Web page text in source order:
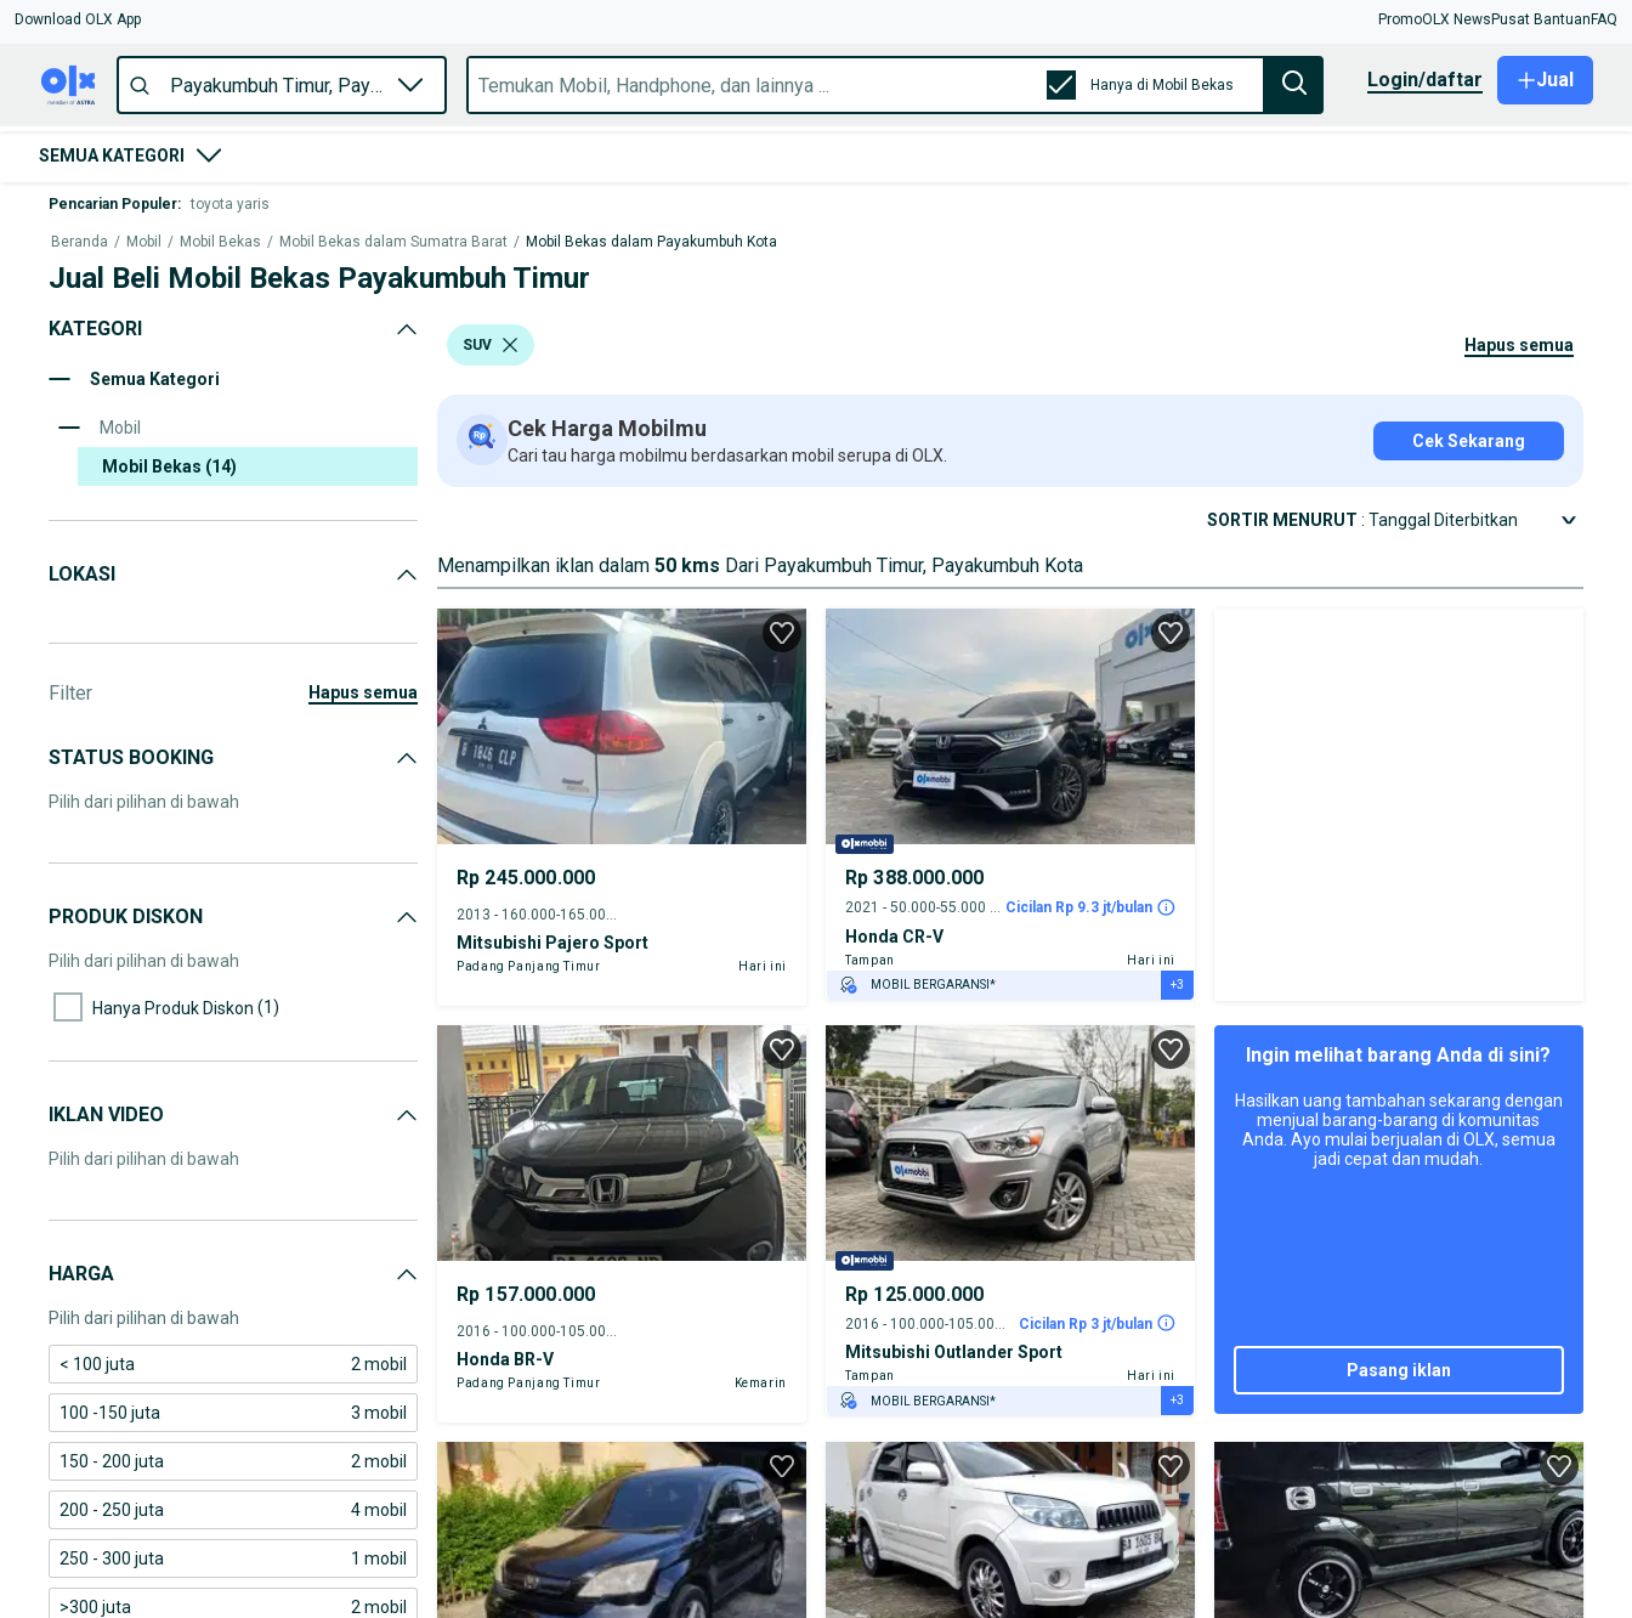
Download OLX App PromoOLX News Pusat Bantuan FAQ
Hanya di Mobil Bekas login/daftar Jual
SEMUA KATEGORI
Pencarian Populer: toyota yaris
Beranda / Mobil / Mobil Bekas / Mobil Bekas dalam Sumatra Barat / Mobil Bekas dalam Payakumbuh Kota
Jual Beli Mobil Bekas Payakumbuh Timur
KATEGORI
Semua Kategori
Mobil
Mobil Bekas (14)
LOKASI
Filter hapus semua
STATUS BOOKING
Pilih dari pilihan di bawah
PRODUK DISKON
Pilih dari pilihan di bawah
Hanya Produk Diskon (1)
IKLAN VIDEO
Pilih dari pilihan di bawah
HARGA
Pilih dari pilihan di bawah
< 100 juta 2 mobil
100 -150 juta 3 mobil
150 - 200 juta 2 mobil
200 - 250 juta 4 mobil
250 - 300 juta 1 mobil
>300 juta 2 mobil
SUV hapus semua
Cek Harga Mobilmu
Cari tau harga mobilmu berdasarkan mobil serupa di OLX.
Cek Sekarang
SORTIR MENURUT : Tanggal Diterbitkan
Menampilkan iklan dalam 50 kms Dari Payakumbuh Timur, Payakumbuh Kota
Rp 245.000.000
Mitsubishi Pajero Sport
Padang Panjang Timur Hari ini
Rp 388.000.000
2021 - 50.000-55.000 km Cicilan Rp 9.3 jt/bulan
Honda CR-V
Tampan
Hari ini
MOBIL BERGARANSI*
TEST DRIVE DARI RUMAH
GRATIS BIAYA JASA PERAWATAN*
+3
Rp 157.000.000
Honda BR-V
Padang Panjang Timur Kemarin
Rp 125.000.000
Cicilan Rp 3 jt/bulan
Mitsubishi Outlander Sport
Tampan
Hari ini
MOBIL BERGARANSI*
TEST DRIVE DARI RUMAH
GRATIS BIAYA JASA PERAWATAN*
+3
Ingin melihat barang Anda di sini?
Hasilkan uang tambahan sekarang dengan
menjual barang-barang di komunitas
Anda. Ayo mulai berjualan di OLX, semua
jadi cepat dan mudah.
pasang iklan